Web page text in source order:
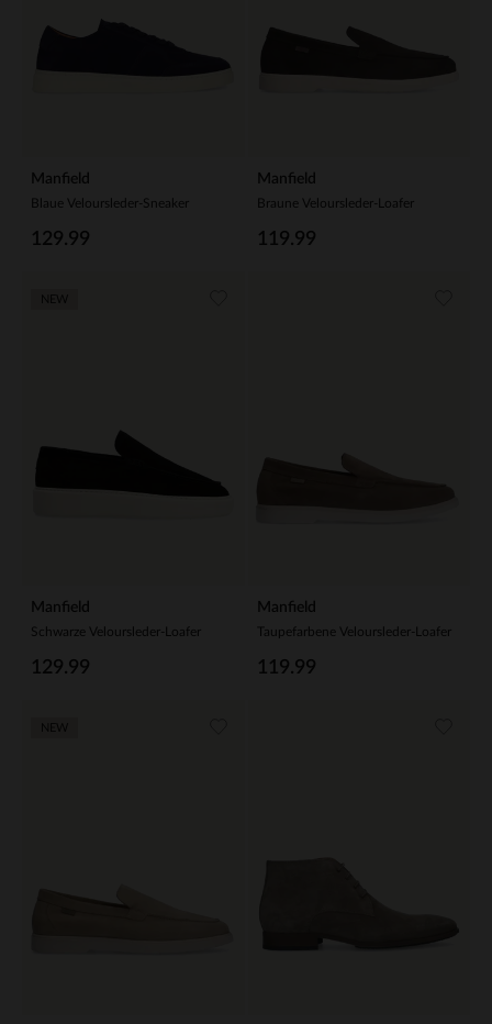
Manfield
Blaue Veloursleder-Sneaker
129.99
Manfield
Braune Veloursleder-Loafer
119.99
Manfield
Schwarze Veloursleder-Loafer
129.99
Manfield
Taupefarbene Veloursleder-Loafer
119.99